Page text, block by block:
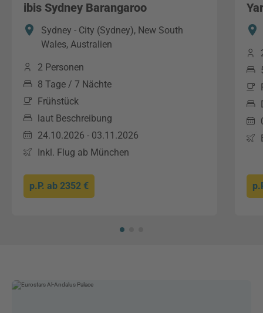
ibis Sydney Barangaroo
Sydney - City (Sydney), New South
Wales, Australien
2 Personen
8 Tage / 7 Nächte
Frühstück
laut Beschreibung
24.10.2026 - 03.11.2026
Inkl. Flug ab München
p.P. ab 2352 €